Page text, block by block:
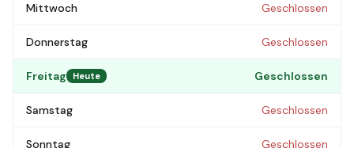
Mittwoch Geschlossen
Donnerstag Geschlossen
Freitag Heute Geschlossen
Samstag Geschlossen
Sonntag Geschlossen